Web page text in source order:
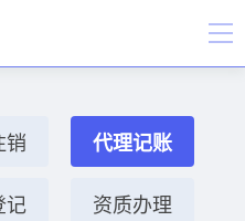
销 代理记账
记 资质办理